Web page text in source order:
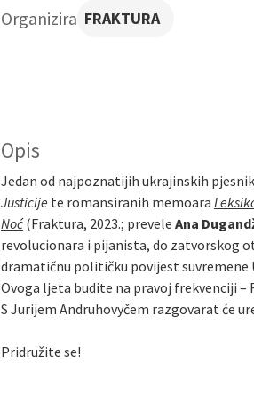
Organizira FRAKTURA
Opis
Jedan od najpoznatijih ukrajinskih
Justicije te romansiranih memoara
Noć(Fraktura, 2023.; prevele Ana
revolucionara i pijanista, do zatvorskog
dramatičnu političku povijest suvremene
Ovoga ljeta budite na pravoj frekvenciji –
S Jurijem Andruhovyčem razgovarat će
Pridružite se!